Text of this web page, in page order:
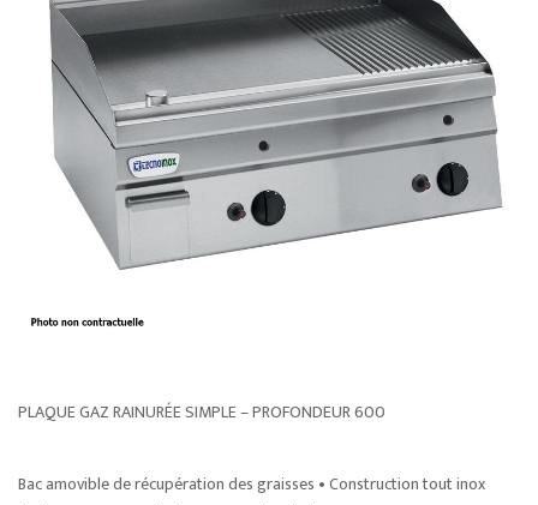
PLAQUE GAZ RAINURÉE SIMPLE – PROFONDEUR 600
Bac amovible de récupération des graisses • Construction tout inox